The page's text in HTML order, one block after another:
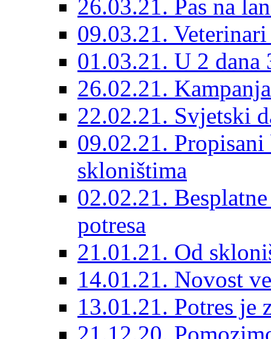
26.03.21. Pas na
09.03.21.
01.03.21. U 2
26.02.21.
22.02.21. Svjetski
09.02.21.
skloništima
02.02.21.
potresa
21.01.21. Od
14.01.21. Novost
13.01.21. Potres je
21.12.20.